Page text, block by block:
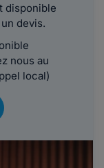
disponible
devis.
nous au
local)